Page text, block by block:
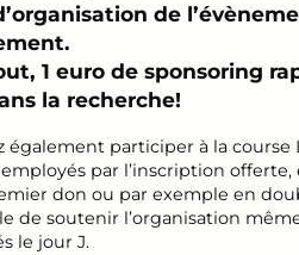
de
1 euro de sponsoring
la recherche!
également participer à la course
par l’inscription
don ou par exemple en
de soutenir l’organisation
le jour J.